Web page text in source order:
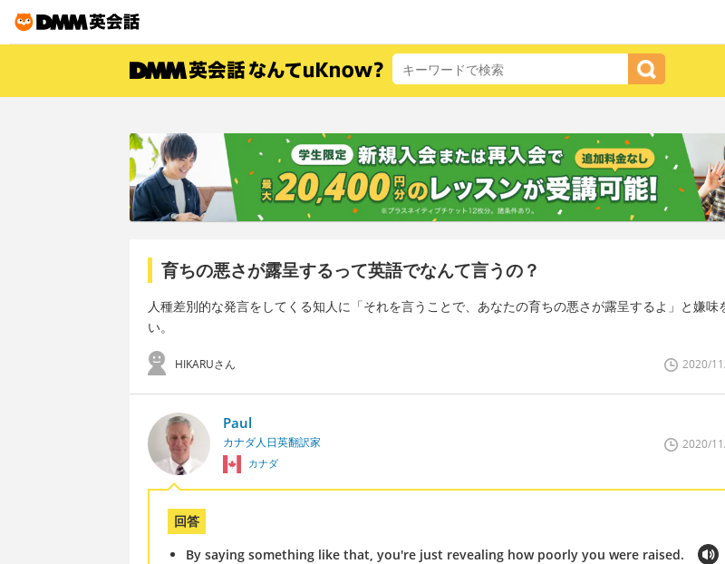
育ちの悪さが露呈するって英語でなんて言うの？
人種差別的な発言をしてくる知人に「それを言うことで、あなたの育ちの悪さが露呈するよ」と嫌味
い。
HIKARUさん 2020/
Paul
カナダ人日英翻訳家
カナダ
2020/
回答
By saying something like that, you're just revealing how poorly you were raised.